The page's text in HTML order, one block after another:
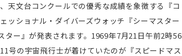
天文台コンクールでの優秀な成績を象徴する『コ
ッショナル・ダイバーズウォッチ『シーマスター
ー』が発表されます。1969年7月21日午前2時56
号の宇宙飛行士が着けていたのが『スピードマス